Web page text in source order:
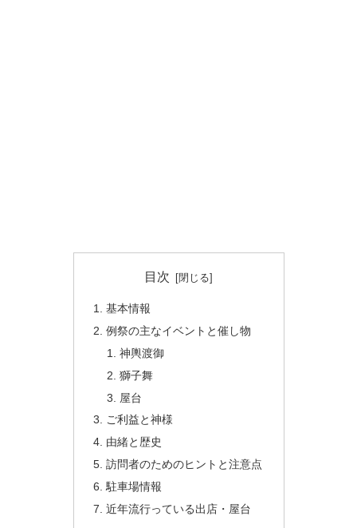
目次
基本情報
例祭の主なイベントと催し物
神輿渡御
獅子舞
屋台
ご利益と神様
由緒と歴史
訪問者のためのヒントと注意点
駐車場情報
近年流行っている出店・屋台